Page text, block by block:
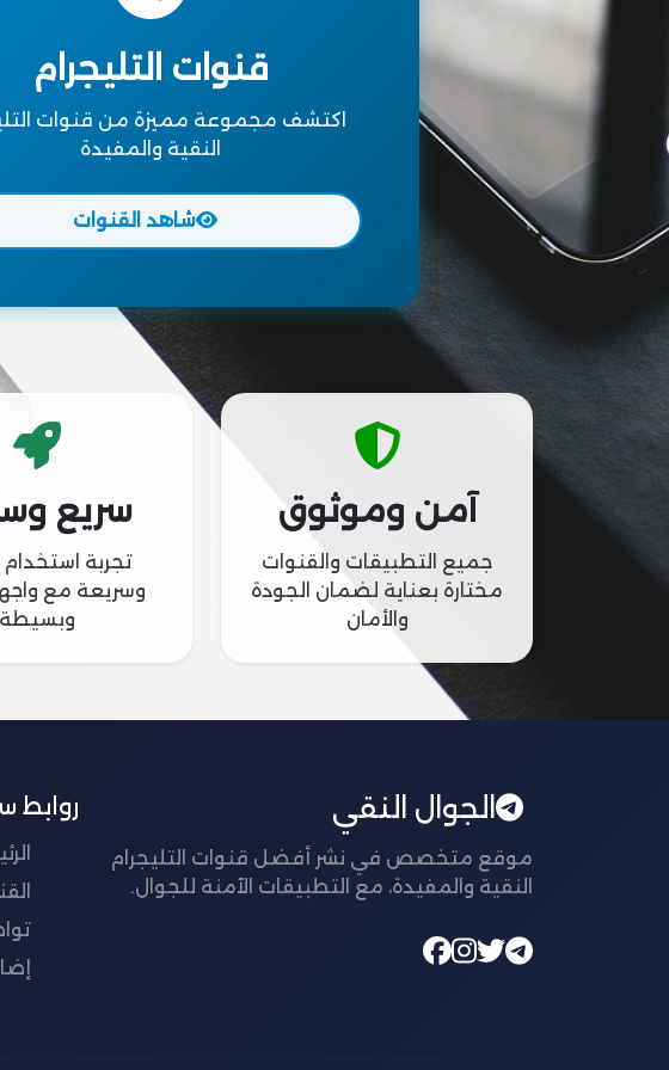
قنوات التليجرام
اكتشف مجموعة مميزة من قنوات
النقية والمفيدة
شاهد القنوات
آمن وموثوق
جميع التطبيقات والقنوات
مختارة بعناية لضمان الجودة
والأمان
سريع
تجربة
وسريعة مع
وبسيطة
الجوال النقي
موقع متخصص في نشر أفضل قنوات التليجرام
النقية والمفيدة، مع التطبيقات الآمنة للجوال.
روابط